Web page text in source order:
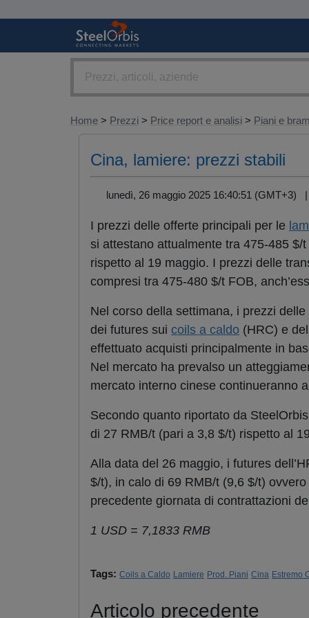
Home > Prezzi > Price report e analisi > Piani e
Cina, lamiere: prezzi stabili
lunedì, 26 maggio 2025 16:40:51
I prezzi delle offerte principali per le
si attestano attualmente tra 475-485
rispetto al 19 maggio. I prezzi delle
compresi tra 475-480 $/t FOB,
Nel corso della settimana, i prezzi delle
dei futures sui coils a caldo (HRC) e
effettuato acquisti principalmente in
Nel mercato ha prevalso un
mercato interno cinese continueranno
Secondo quanto riportato da
di 27 RMB/t (pari a 3,8 $/t) rispetto al
Alla data del 26 maggio, i futures
$/t), in calo di 69 RMB/t (9,6 $/t)
precedente giornata di contrattazioni
1 USD = 7,1833 RMB
Tags: Coils a Caldo Lamiere Prod. Piani Cina Estremo
Articolo precedente